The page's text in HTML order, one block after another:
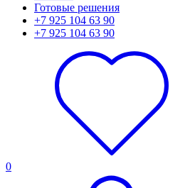
Готовые решения
+7 925 104 63 90
+7 925 104 63 90
0